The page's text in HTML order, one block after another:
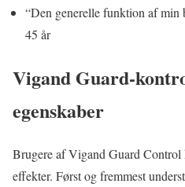
“Den generelle funktion af min
45 år
Vigand Guard-
egenskaber
Brugere af Vigand Guard Control
effekter. Først og fremmest